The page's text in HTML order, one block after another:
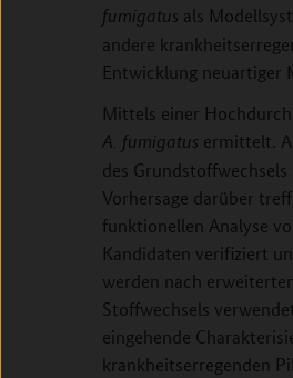
fumigatus als
andere
Entwicklung neuartiger
Mittels einer
A. fumigatus ermittelt.
des
Vorhersage darüber
funktionellen Analyse
Kandidaten verifiziert
werden nach
Stoffwechsels
eingehende
krankheitserregenden